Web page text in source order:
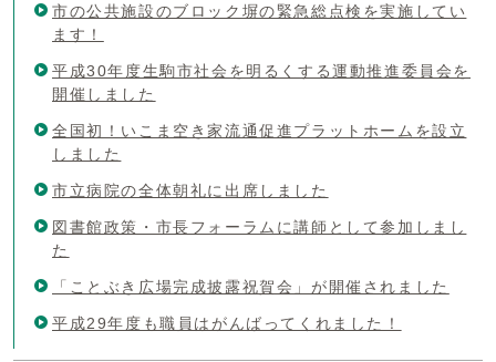
市の公共施設のブロック塀の緊急総点検を実施してい
ます！
平成30年度生駒市社会を明るくする運動推進委員会を
開催しました
全国初！いこま空き家流通促進プラットホームを設立
しました
市立病院の全体朝礼に出席しました
図書館政策・市長フォーラムに講師として参加しまし
た
「ことぶき広場完成披露祝賀会」が開催されました
平成29年度も職員はがんばってくれました！